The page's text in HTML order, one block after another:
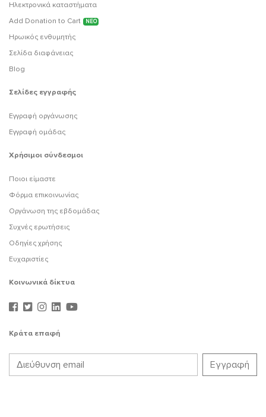
Ηλεκτρονικά καταστήματα
Add Donation to Cart
ΝΕΟ
Ηρωικός ενθυμητής
Σελίδα διαφάνειας
Blog
Σελίδες εγγραφής
Εγγραφή οργάνωσης
Εγγραφή ομάδας
Χρήσιμοι σύνδεσμοι
Ποιοι είμαστε
Φόρμα επικοινωνίας
Οργάνωση της εβδομάδας
Συχνές ερωτήσεις
Οδηγίες χρήσης
Ευχαριστίες
Κοινωνικά δίκτυα
Κράτα επαφή